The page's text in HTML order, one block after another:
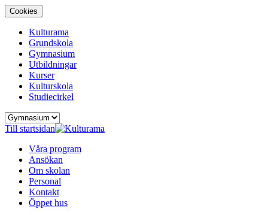
Cookies
Kulturama
Grundskola
Gymnasium
Utbildningar
Kurser
Kulturskola
Studiecirkel
Till startsidan
Våra program
Ansökan
Om skolan
Personal
Kontakt
Öppet hus